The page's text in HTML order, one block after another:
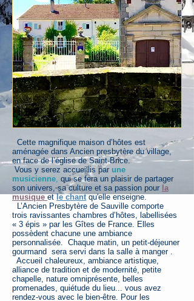
Cette magnifique maison d’hôtes est
aménagée dans Ancien presbytère du village,
en face de l’église de Saint-Brice.
Vous y serez accueillis par une
musicienne, qui se fera un plaisir de partager
son univers, sa culture et sa passion pour la
musiqueetle chantqu'elle enseigne.
L’Ancien Presbytère de Sauville comporte
trois ravissantes chambres d’hôtes, labellisées
« 3 épis » par les Gîtes de France. Elles
possèdent chacune une ambiance
personnalisée. Chaque matin, un petit-déjeuner
gourmand sera servi dans la salle à manger .
Accueil chaleureux, ambiance artistique,
alliance de tradition et de modernité, petite
chapelle, nature omniprésente, belles
promenades, quiétude du lieu... vous avez
rendez-vous avec le bien-être. Pour les